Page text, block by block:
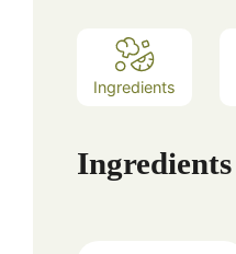
Ingredients
Ingredients